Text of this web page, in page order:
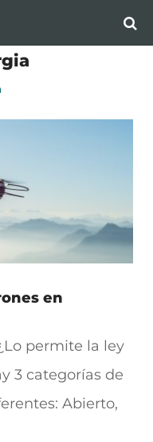
en
permite la ley
3 categorías de
Abierto,